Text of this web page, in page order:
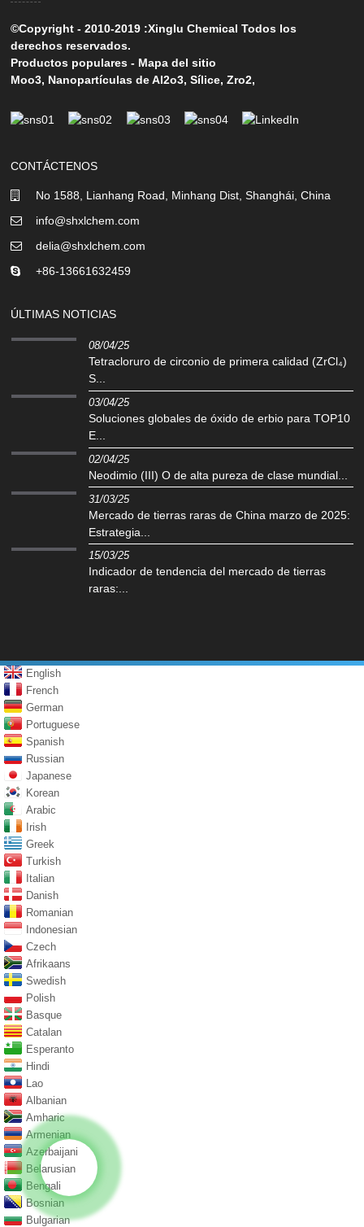
©Copyright - 2010-2019 :Xinglu Chemical Todos los
derechos reservados.
Productos populares - Mapa del sitio
Moo3, Nanopartículas de Al2o3,Sílice,Zro2,
CONTÁCTENOS
No 1588, Lianhang Road, Minhang Dist, Shanghái, China
info@shxlchem.com
delia@shxlchem.com
+86-13661632459
ÚLTIMAS NOTICIAS
08/04/25
Tetracloruro de circonio de primera calidad (ZrCl₄)
S...
03/04/25
Soluciones globales de óxido de erbio para TOP10
E...
02/04/25
Neodimio (III) O de alta pureza de clase mundial...
31/03/25
Mercado de tierras raras de China marzo de 2025:
Estrategia...
15/03/25
Indicador de tendencia del mercado de tierras
raras:...
English
French
German
Portuguese
Spanish
Russian
Japanese
Korean
Arabic
Irish
Greek
Turkish
Italian
Danish
Romanian
Indonesian
Czech
Afrikaans
Swedish
Polish
Basque
Catalan
Esperanto
Hindi
Lao
Albanian
Amharic
Armenian
Azerbaijani
Belarusian
Bengali
Bosnian
Bulgarian